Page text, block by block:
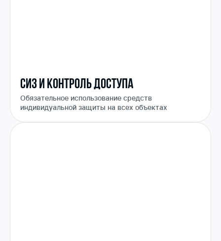
СИЗ и контроль доступа
Обязательное использование средств
индивидуальной защиты на всех объектах